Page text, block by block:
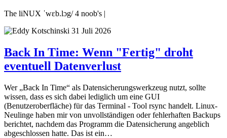
The liNUX ˈwɛb.lɔg/ 4 noob's |
31 Juli 2026
Back In Time: Wenn "Fertig" droht
eventuell Datenverlust
Wer „Back In Time“ als Datensicherungswerkzeug nutzt, sollte
wissen, dass es sich dabei lediglich um eine GUI
(Benutzeroberfläche) für das Terminal - Tool rsync handelt. Linux-
Neulinge haben mir von unvollständigen oder fehlerhaften Backups
berichtet, nachdem das Programm die Datensicherung angeblich
abgeschlossen hatte. Das ist ein…